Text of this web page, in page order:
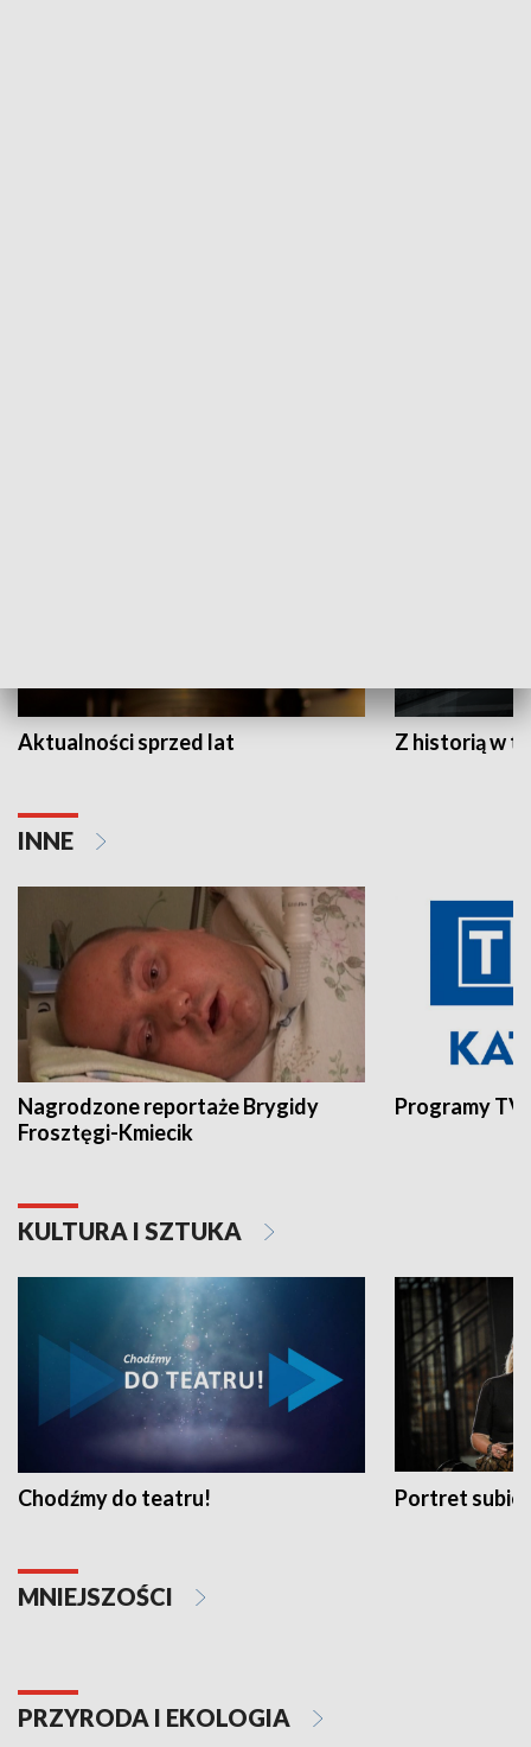
Aktualności sprzed lat Z historią w
INNE
Nagrodzone reportaże Brygidy
Frosztęgi-Kmiecik
Programy
KULTURA I SZTUKA
Chodźmy do teatru! Portret
MNIEJSZOŚCI
PRZYRODA I EKOLOGIA